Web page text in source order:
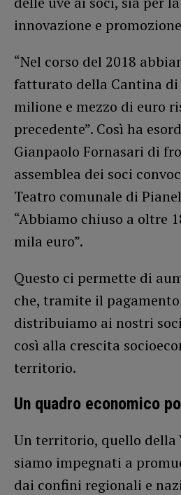
innovazione e
“Nel corso del 2018
fatturato della Cantina
milione e mezzo di euro
precedente”. Così ha
Gianpaolo Fornasari di
assemblea dei soci
Teatro comunale di
“Abbiamo chiuso a oltre
mila euro”.
Questo ci permette di
che, tramite il
distribuiamo ai nostri
così alla crescita
territorio.
Un quadro economico
Un territorio, quello della
siamo impegnati a
dai confini regionali e